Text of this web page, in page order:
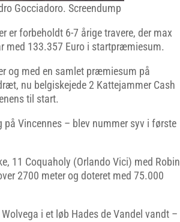
Gocciadoro. Screendump
er forbeholdt 6-7 årige travere, der max
med 133.357 Euro i startpræmiesum.
og med en samlet præmiesum på
nu belgiskejede 2 Kattejammer Cash
til start.
Vincennes – blev nummer syv i første
11 Coquaholy (Orlando Vici) med Robin
2700 meter og doteret med 75.000
i et løb Hades de Vandel vandt –